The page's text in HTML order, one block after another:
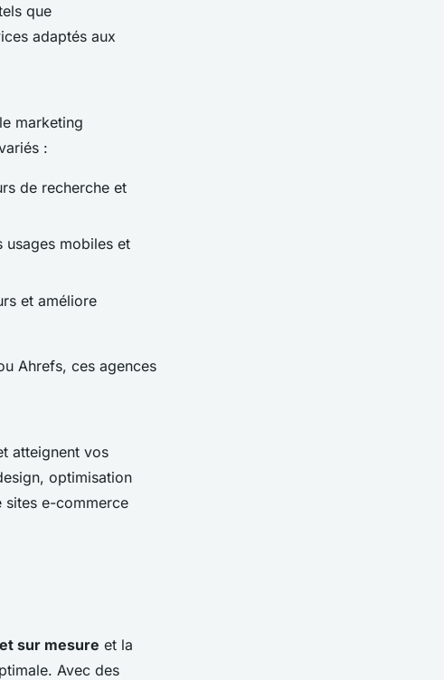
que
adaptés aux
marketing
:
de recherche et
mobiles et
et améliore
Ahrefs, ces agences
atteignent vos
optimisation
sites e-commerce
sur mesure et la
Avec des